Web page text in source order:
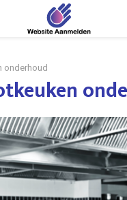
onderhoud